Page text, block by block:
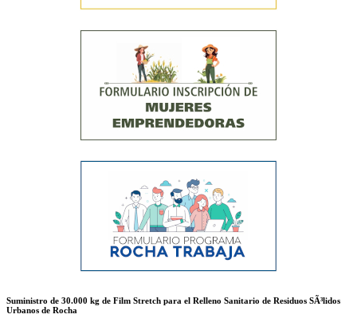
Suministro de 30.000 kg de Film Stretch para el Relleno Sanitario de Residuos SÃ³lidos
Urbanos de Rocha